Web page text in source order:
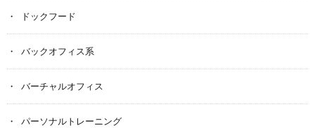
ドックフード
バックオフィス系
バーチャルオフィス
パーソナルトレーニング